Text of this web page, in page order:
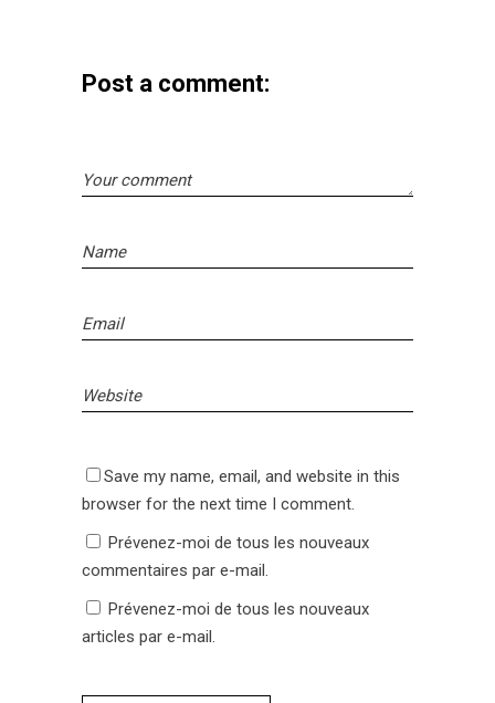
Post a comment:
Save my name, email, and website in this
browser for the next time I comment.
Prévenez-moi de tous les nouveaux
commentaires par e-mail.
Prévenez-moi de tous les nouveaux
articles par e-mail.